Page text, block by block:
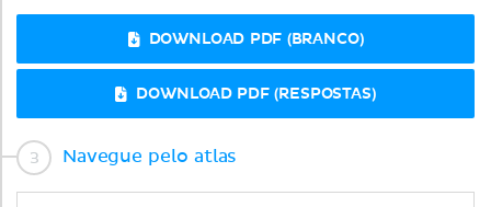
DOWNLOAD PDF (BRANCO)
DOWNLOAD PDF (RESPOSTAS)
Navegue pelo atlas